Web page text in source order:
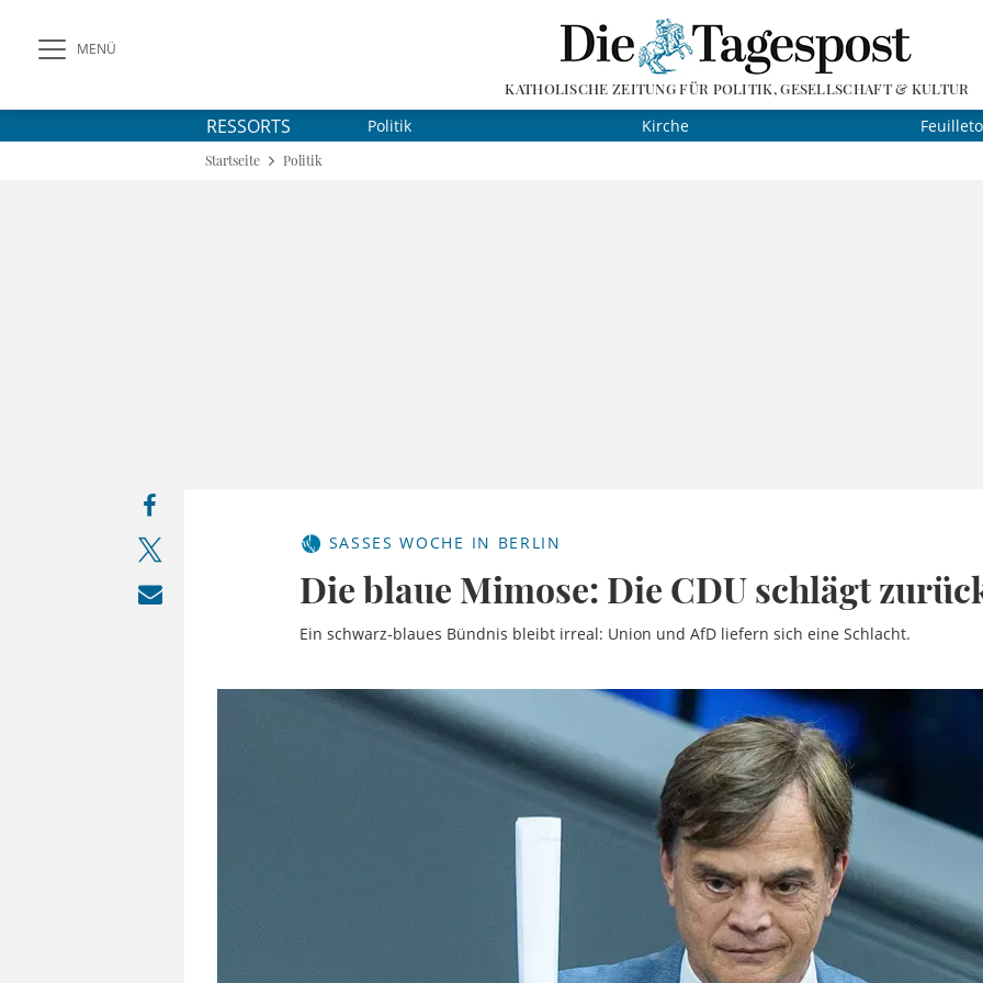
MENÜ
KATHOLISCHE ZEITUNG FÜR POLITIK, GESELLSCHAFT & KULTUR
RESSORTS Politik Kirche
Startseite Politik
SASSES WOCHE IN BERLIN
Die blaue Mimose: Die CDU schlägt
Ein schwarz-blaues Bündnis bleibt irreal: Union und AfD liefern sich eine Schlacht.